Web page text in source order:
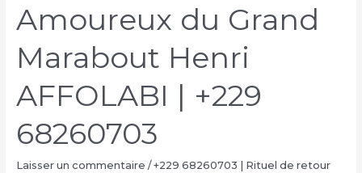
Amoureux du Grand
Marabout Henri
AFFOLABI | +229
68260703
Laisser un commentaire /+229 68260703 | Rituel de retour